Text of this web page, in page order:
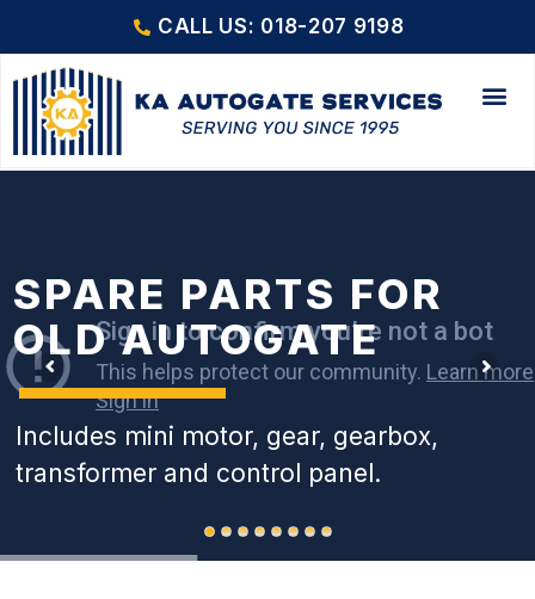
CALL US: 018-207 9198
SPARE PARTS FOR
OLD AUTOGATE
Includes mini motor, gear, gearbox,
transformer and control panel.